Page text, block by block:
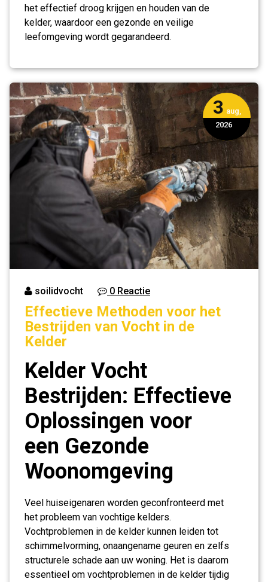
het effectief droog krijgen en houden van de
kelder, waardoor een gezonde en veilige
leefomgeving wordt gegarandeerd.
3 aug,
2026
soilidvocht 0 Reactie
Effectieve Methoden voor het
Bestrijden van Vocht in de
Kelder
Kelder Vocht
Bestrijden: Effectieve
Oplossingen voor
een Gezonde
Woonomgeving
Veel huiseigenaren worden geconfronteerd met
het probleem van vochtige kelders.
Vochtproblemen in de kelder kunnen leiden tot
schimmelvorming, onaangename geuren en zelfs
structurele schade aan uw woning. Het is daarom
essentieel om vochtproblemen in de kelder tijdig